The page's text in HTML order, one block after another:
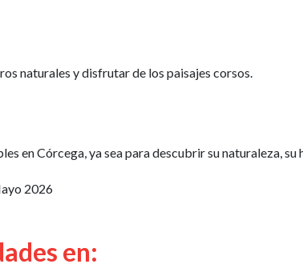
naturales y disfrutar de los paisajes corsos.
en Córcega, ya sea para descubrir su naturaleza, su
2026
en: